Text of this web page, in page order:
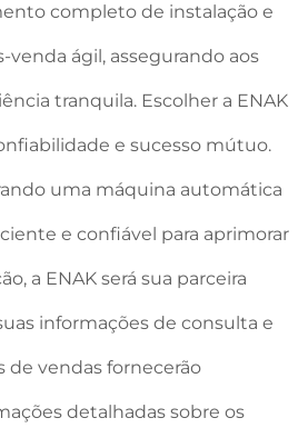
completo de instalação e
ágil, assegurando aos
tranquila. Escolher a ENAK
e sucesso mútuo.
uma máquina automática
e confiável para aprimorar
a ENAK será sua parceira
informações de consulta e
de vendas fornecerão
detalhadas sobre os